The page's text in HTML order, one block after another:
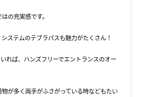
の充実感です。
ステムのテブラパスも魅力がたくさん！
れば、ハンズフリーでエントランスのオー
が多く両手がふさがっている時などもたい